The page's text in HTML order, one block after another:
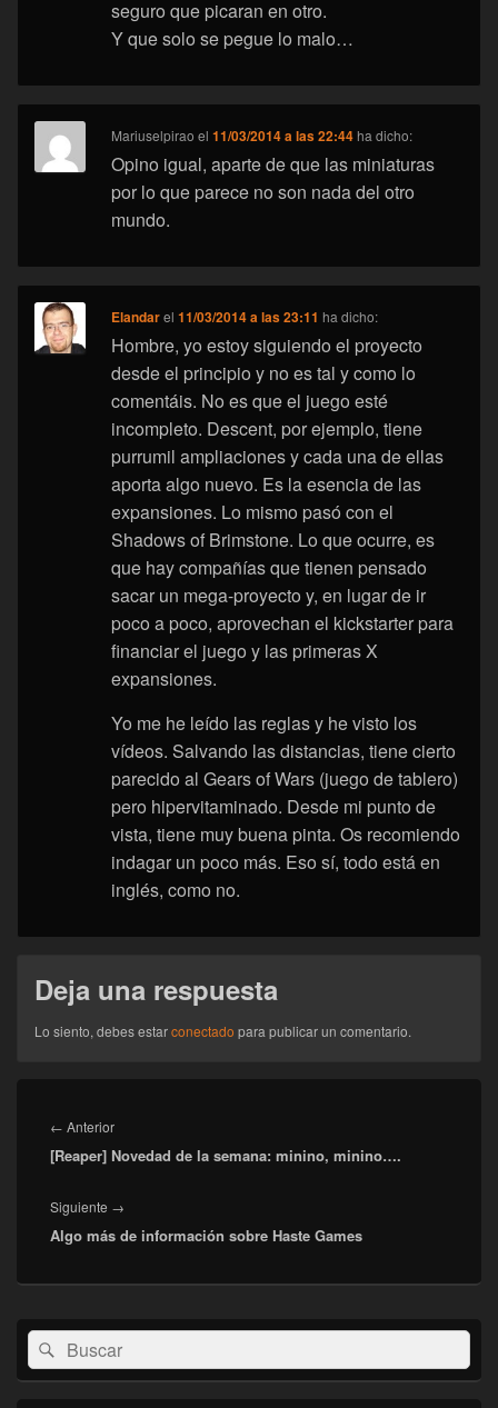
seguro que picaran en otro.
Y que solo se pegue lo malo…
Mariuselpirao el11/03/2014 a las 22:44 ha dicho:
Opino igual, aparte de que las miniaturas
por lo que parece no son nada del otro
mundo.
Elandarel11/03/2014 a las 23:11 ha dicho:
Hombre, yo estoy siguiendo el proyecto
desde el principio y no es tal y como lo
comentáis. No es que el juego esté
incompleto. Descent, por ejemplo, tiene
purrumil ampliaciones y cada una de ellas
aporta algo nuevo. Es la esencia de las
expansiones. Lo mismo pasó con el
Shadows of Brimstone. Lo que ocurre, es
que hay compañías que tienen pensado
sacar un mega-proyecto y, en lugar de ir
poco a poco, aprovechan el kickstarter para
financiar el juego y las primeras X
expansiones.
Yo me he leído las reglas y he visto los
vídeos. Salvando las distancias, tiene cierto
parecido al Gears of Wars (juego de tablero)
pero hipervitaminado. Desde mi punto de
vista, tiene muy buena pinta. Os recomiendo
indagar un poco más. Eso sí, todo está en
inglés, como no.
Deja una respuesta
Lo siento, debes estarconectado para publicar un comentario.
de
entradas
← AnteriorEntrada
anterior:
[Reaper] Novedad de la semana: minino, minino….
Siguiente →
siguiente:
Algo más de información sobre Haste Games
El
área
de
widget
Buscar
por:
Buscar